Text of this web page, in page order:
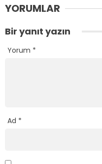
YORUMLAR
Bir yanıt yazın
Yorum *
Ad *